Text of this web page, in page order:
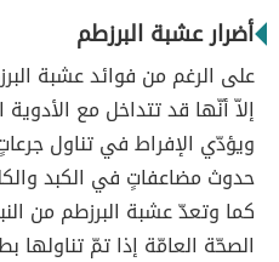
أضرار عشبة البرزطم
على الرغم من فوائد عشبة
إلاّ أنّها قد تتداخل مع
ويؤدّي الإفراط في تناول
حدوث مضاعفاتٍ في الكبد
كما وتعدّ عشبة البرزطم من
الصحّة العامّة إذا تمّ